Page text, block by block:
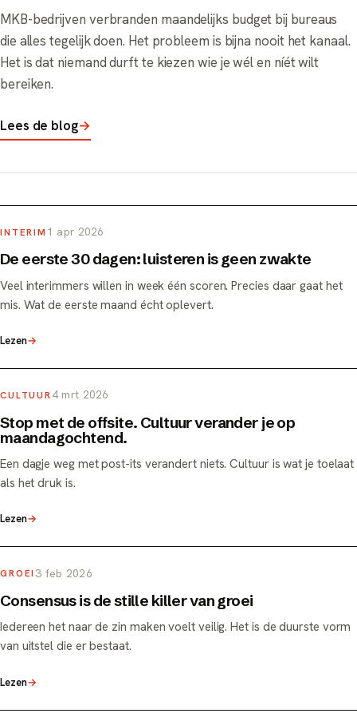
MKB-bedrijven verbranden maandelijks budget bij bureaus
die alles tegelijk doen. Het probleem is bijna nooit het kanaal.
Het is dat niemand durft te kiezen wie je wél en níét wilt
bereiken.
Lees de blog→
INTERIM 1 apr 2026
De eerste 30 dagen: luisteren is geen zwakte
Veel interimmers willen in week één scoren. Precies daar gaat het
mis. Wat de eerste maand écht oplevert.
Lezen→
CULTUUR 4 mrt 2026
Stop met de offsite. Cultuur verander je op
maandagochtend.
Een dagje weg met post-its verandert niets. Cultuur is wat je toelaat
als het druk is.
Lezen→
GROEI 3 feb 2026
Consensus is de stille killer van groei
Iedereen het naar de zin maken voelt veilig. Het is de duurste vorm
van uitstel die er bestaat.
Lezen→